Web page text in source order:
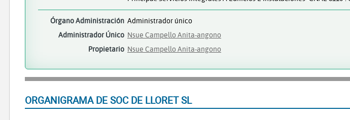
Órgano Administración Administrador único
Administrador Único Nsue Campello Anita-angono
Propietario Nsue Campello Anita-angono
ORGANIGRAMA DE SOC DE LLORET SL